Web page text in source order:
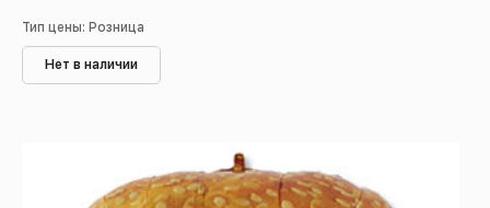
Тип цены: Розница
Нет в наличии